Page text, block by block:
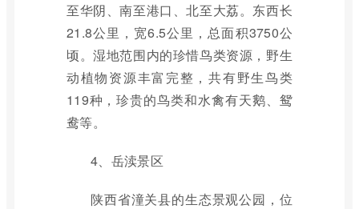
至华阴、南至港口、北至大荔。东西长
21.8公里，宽6.5公里，总面积3750公
顷。湿地范围内的珍惜鸟类资源，野生
动植物资源丰富完整，共有野生鸟类
119种，珍贵的鸟类和水禽有天鹅、鸳
鸯等。
4、岳渎景区
陕西省潼关县的生态景观公园，位